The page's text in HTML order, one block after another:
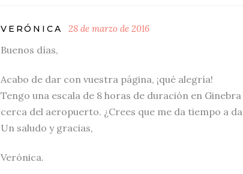
VERÓNICA 28 de marzo de 2016
Buenos días,
Acabo de dar con vuestra página, ¡qué alegría!
Tengo una escala de 8 horas de duración en
cerca del aeropuerto. ¿Crees que me da tiempo a
Un saludo y gracias,
Verónica.